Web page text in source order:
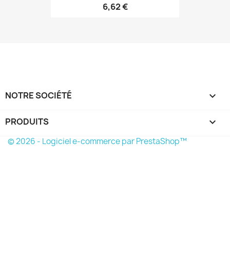
6,62 €
NOTRE SOCIÉTÉ 
PRODUITS 
© 2026 - Logiciel e-commerce par PrestaShop™